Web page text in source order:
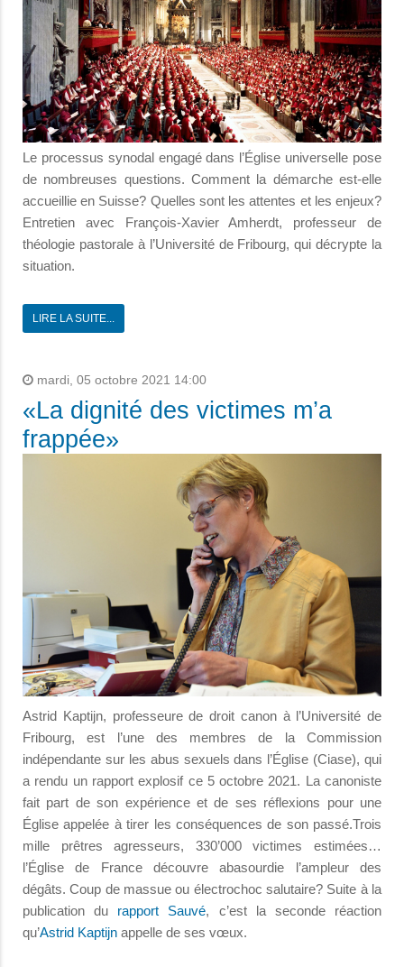
Le processus synodal engagé dans l’Église universelle pose
de nombreuses questions. Comment la démarche est-elle
accueillie en Suisse? Quelles sont les attentes et les enjeux?
Entretien avec François-Xavier Amherdt, professeur de
théologie pastorale à l’Université de Fribourg, qui décrypte la
situation.
LIRE LA SUITE...
mardi, 05 octobre 2021 14:00
«La dignité des victimes m’a
frappée»
Astrid Kaptijn, professeure de droit canon à l’Université de
Fribourg, est l’une des membres de la Commission
indépendante sur les abus sexuels dans l’Église (Ciase), qui
a rendu un rapport explosif ce 5 octobre 2021. La canoniste
fait part de son expérience et de ses réflexions pour une
Église appelée à tirer les conséquences de son passé.Trois
mille prêtres agresseurs, 330’000 victimes estimées…
l’Église de France découvre abasourdie l’ampleur des
dégâts. Coup de massue ou électrochoc salutaire? Suite à la
publication du rapport Sauvé, c’est la seconde réaction
qu’Astrid Kaptijn appelle de ses vœux.